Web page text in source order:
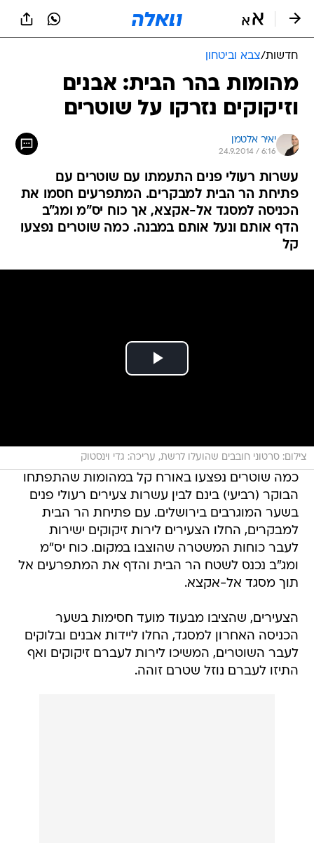
חדשות/צבא וביטחון
מהומות בהר הבית: אבנים
וזיקוקים נזרקו על שוטרים
יאיר אלטמן
24.9.2014 / 6:16
עשרות רעולי פנים התעמתו עם שוטרים עם
פתיחת הר הבית למבקרים. המתפרעים חסמו את
הכניסה למסגד אל-אקצא, אך כוח יס"מ ומג"ב
הדף אותם ונעל אותם במבנה. כמה שוטרים נפצעו
קל
צילום: סרטוני חובבים שהועלו לרשת, עריכה: גדי וינסטוק
כמה שוטרים נפצעו באורח קל במהומות שהתפתחו
הבוקר (רביעי) בינם לבין עשרות צעירים רעולי פנים
בשער המוגרבים בירושלים. עם פתיחת הר הבית
למבקרים, החלו הצעירים לירות זיקוקים ישירות
לעבר כוחות המשטרה שהוצבו במקום. כוח יס"מ
ומג"ב נכנס לשטח הר הבית והדף את המתפרעים אל
תוך מסגד אל-אקצא.
הצעירים, שהציבו מבעוד מועד חסימות בשער
הכניסה האחרון למסגד, החלו ליידות אבנים ובלוקים
לעבר השוטרים, המשיכו לירות לעברם זיקוקים ואף
התיזו לעברם נוזל שטרם זוהה.